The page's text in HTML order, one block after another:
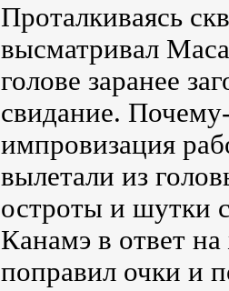
Проталкиваясь
высматривал
голове заранее
свидание.
импровизация
вылетали из
остроты и шутки
Канамэ в ответ
поправил очки и